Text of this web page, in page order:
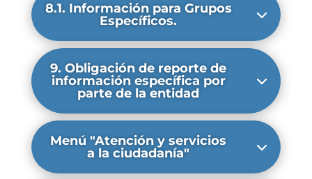
8.1. Información para Grupos
Específicos.
9. Obligación de reporte de
información específica por
parte de la entidad
Menú "Atención y servicios
a la ciudadanía"